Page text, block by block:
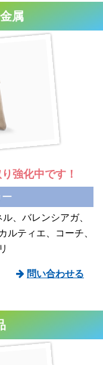
属
強化中です！
ル
バレンシアガ
カルティエ
コーチ
問い合わせる